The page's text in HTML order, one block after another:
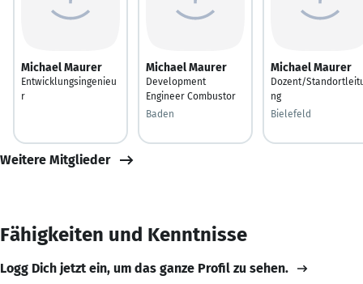
Michael Maurer
Entwicklungsingenieu
r
Michael Maurer
Development
Engineer Combustor
Baden
Michael Maurer
Dozent/
ng
Bielefeld
Weitere Mitglieder
Fähigkeiten und Kenntnisse
Logg Dich jetzt ein, um das ganze Profil zu sehen.